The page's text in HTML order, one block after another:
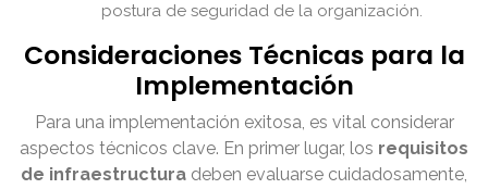
postura de seguridad de la organización.
Consideraciones Técnicas para la
Implementación
Para una implementación exitosa, es vital considerar
aspectos técnicos clave. En primer lugar, los requisitos
de infraestructura deben evaluarse cuidadosamente,